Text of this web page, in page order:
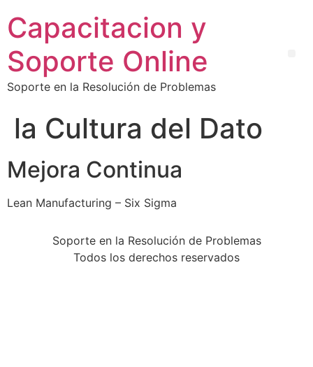
Capacitacion y
Soporte Online
Soporte en la Resolución de Problemas
la Cultura del Dato
Mejora Continua
Lean Manufacturing – Six Sigma
Soporte en la Resolución de Problemas
Todos los derechos reservados